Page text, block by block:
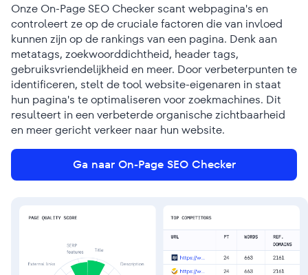
Onze On-Page SEO Checker scant webpagina's en
controleert ze op de cruciale factoren die van invloed
kunnen zijn op de rankings van een pagina. Denk aan
metatags, zoekwoorddichtheid, header tags,
gebruiksvriendelijkheid en meer. Door verbeterpunten te
identificeren, stelt de tool website-eigenaren in staat
hun pagina's te optimaliseren voor zoekmachines. Dit
resulteert in een verbeterde organische zichtbaarheid
en meer gericht verkeer naar hun website.
Ga naar On-Page SEO Checker